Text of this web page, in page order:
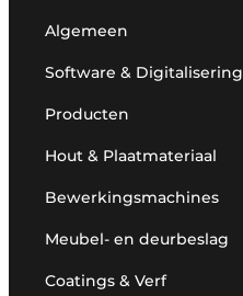
Algemeen
Software & Digitalisering
Producten
Hout & Plaatmateriaal
Bewerkingsmachines
Meubel- en deurbeslag
Coatings & Verf